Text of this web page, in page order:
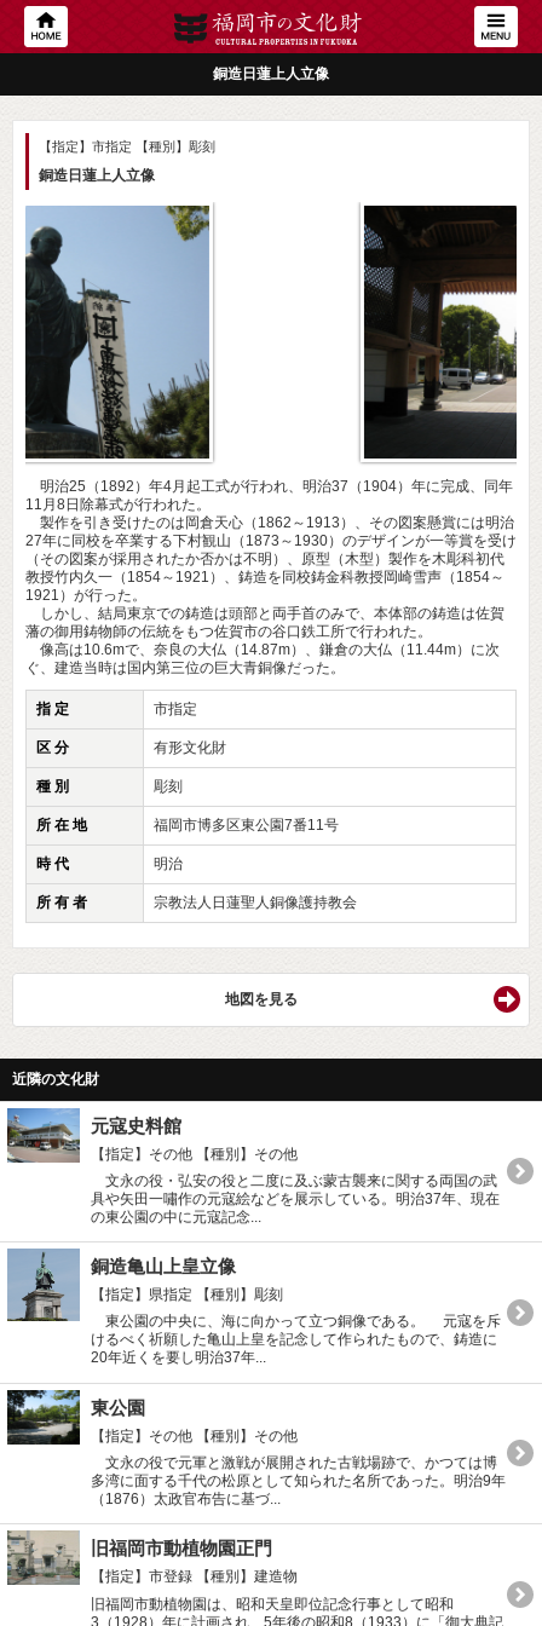
銅造日蓮上人立像
【指定】市指定 【種別】彫刻
銅造日蓮上人立像
明治25（1892）年4月起工式が行われ、明治37（1904）年に完成、同年
11月8日除幕式が行われた。
製作を引き受けたのは岡倉天心（1862～1913）、その図案懸賞には明治
27年に同校を卒業する下村観山（1873～1930）のデザインが一等賞を受け
（その図案が採用されたか否かは不明）、原型（木型）製作を木彫科初代
教授竹内久一（1854～1921）、鋳造を同校鋳金科教授岡崎雪声（1854～
1921）が行った。
しかし、結局東京での鋳造は頭部と両手首のみで、本体部の鋳造は佐賀
藩の御用鋳物師の伝統をもつ佐賀市の谷口鉄工所で行われた。
像高は10.6mで、奈良の大仏（14.87m）、鎌倉の大仏（11.44m）に次
ぐ、建造当時は国内第三位の巨大青銅像だった。
指 定 市指定
区 分 有形文化財
種 別 彫刻
所 在 地 福岡市博多区東公園7番11号
時 代 明治
所 有 者 宗教法人日蓮聖人銅像護持教会
地図を見る
近隣の文化財
元寇史料館
【指定】その他
【種別】その他
文永の役・弘安の役と二度に及ぶ蒙古襲来に関する両国の武
具や矢田一嘯作の元寇絵などを展示している。明治37年、現在
の東公園の中に元寇記念...
銅造亀山上皇立像
【指定】県指定
【種別】彫刻
東公園の中央に、海に向かって立つ銅像である。 元寇を斥
けるべく祈願した亀山上皇を記念して作られたもので、鋳造に
20年近くを要し明治37年...
東公園
【指定】その他
【種別】その他
文永の役で元軍と激戦が展開された古戦場跡で、かつては博
多湾に面する千代の松原として知られた名所であった。明治9年
（1876）太政官布告に基づ...
旧福岡市動植物園正門
【指定】市登録
【種別】建造物
旧福岡市動植物園は、昭和天皇即位記念行事として昭和
3（1928）年に計画され、5年後の昭和8（1933）に「御大典記